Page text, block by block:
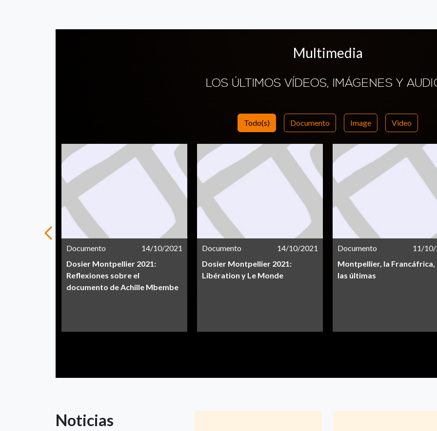
Multimedia
LOS ÚLTIMOS VÍDEOS, IMÁGENES Y
Todo(s) Documento Image Video
Documento
14/10/2021
Dosier Montpellier 2021:
Reflexiones sobre el
documento de Achille Mbembe
Documento
14/10/2021
Dosier Montpellier 2021:
Libération y Le Monde
Documento
11/
Montpellier, la Francáfrica,
las últimas
Noticias